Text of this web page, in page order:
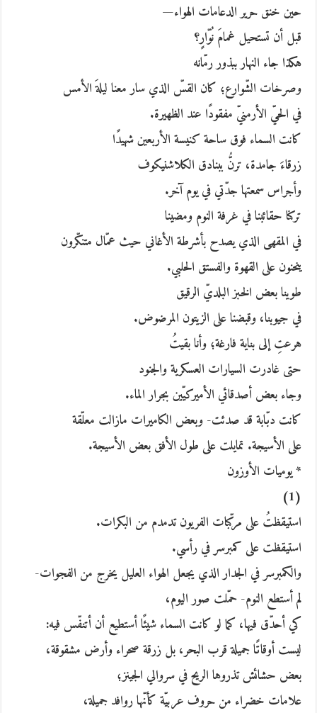
حين خنق حرير الدعامات الهواء—
قبل أن تستحيل غمامَ نُوّارٍ؟
هكذا جاء النهار ببذور رمّانه
وصرخات الشّوارع؛ كان القسّ الذي سار معنا ليلةَ الأمس
في الحيّ الأرمنيّ مفقودًا عند الظهيرة.
كانت السماء فوق ساحة كنيسة الأربعين شهيدًا
زرقاءَ جامدة، ترنُّ ببنادق الكلاشنيكوف
وأجراس سمعتها جدّتي في يوم آخر.
تركنا حقائبنا في غرفة النوم ومضينا
في المقهى الذي يصدح بأشرطة الأغاني حيث عمّال متنكّرون
ينحنون على القهوة والفستق الحلبي.
طوينا بعض الخبز البلديّ الرقيق
في جيوبنا، وقبضنا على الزيتون المرضوض.
هرعتِ إلى بناية فارغة؛ وأنا بقيتُ
حتى غادرت السيارات العسكرية والجنود
وجاء بعض أصدقائي الأميركيّين بجرار الماء.
كانت دبّابة قد صدئت- وبعض الكاميرات مازالت معلّقة
على الأسيجة. تمايلت على طول الأفق بعض الأسيجة.
* يوميات الأوزون
(1)
استيقظتُ على مركّبات الفريون تدمدم من البكرات.
استيقظت على كمبرسر في رأسي.
والكمبرسر في الجدار الذي يجعل الهواء العليل يخرج من الفجوات-
لم أستطع النوم- حمّلت صور اليوم،
كي أحدّق فيها، كما لو كانت السماء شيئًا أستطيع أن أتنفّس فيه:
ليست أوقاتًا جميلة قرب البحر، بل زرقة صحراء وأرض مشقوقة،
بعض حشائش تذروها الريح في سروالي الجينز؛
علامات خضراء من حروف عربيّة كأنّها روافد جميلة،